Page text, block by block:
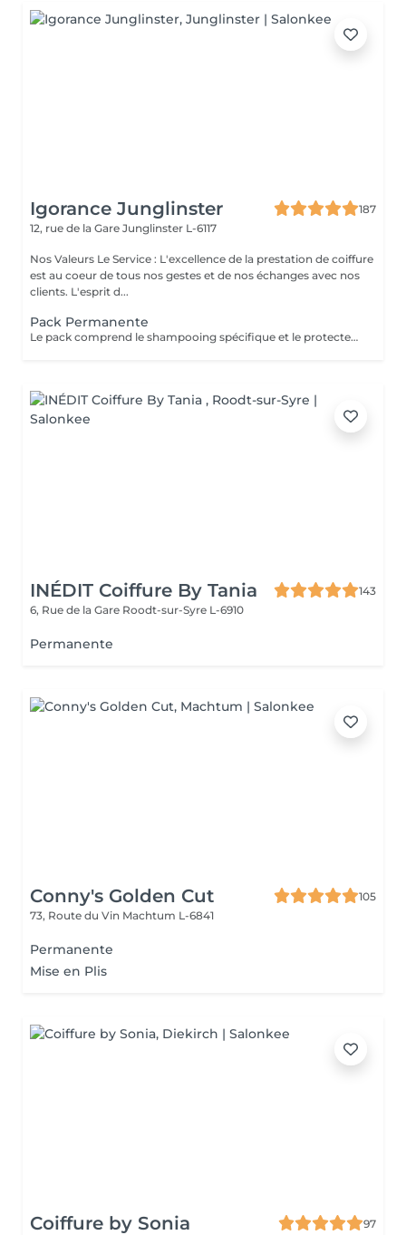
Igorance Junglinster
187
12, rue de la Gare Junglinster L-6117
Nos Valeurs Le Service : L'excellence de la prestation de coiffure
est au coeur de tous nos gestes et de nos échanges avec nos
clients. L'esprit d...
Pack Permanente
Le pack comprend le shampooing spécifique et le protecteur REDKEN , la permanente avec les produits LOREAL PROFESSIONNEL , le conditionneur REDKEN , le séchage et les produits de styling REDKEN Option Coupe : la coupe IGORANCE (finition sur cheveux secs), le séchage et les produits de styling REDKEN. * Tarifs à titre indicatifs à confirmer après la consultation personnalisée établit auprès de votre coiffeur/stylist/spécialiste * La direction se réserve le droit d’apporter des modifications pour le bon fonctionnement du salon
INÉDIT Coiffure By Tania
143
6, Rue de la Gare Roodt-sur-Syre L-6910
Permanente
Conny's Golden Cut
105
73, Route du Vin Machtum L-6841
Permanente
Mise en Plis
Coiffure by Sonia
97